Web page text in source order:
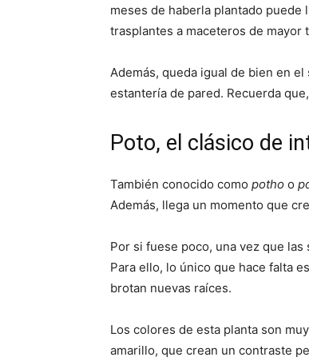
meses de haberla plantado
trasplantes a maceteros de mayor
Además, queda igual de bien en
estantería de pared. Recuerda
Poto, el clásico de
También conocido como potho o
Además, llega un momento que
Por si fuese poco, una vez que
Para ello, lo único que hace falta
brotan nuevas raíces.
Los colores de esta planta son
amarillo, que crean un contraste